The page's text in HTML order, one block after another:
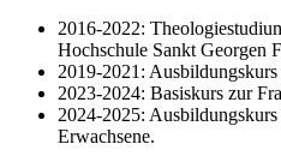
2016-2022:
Hochschule Sankt Georgen
2019-2021: Ausbildungskurs
2023-2024: Basiskurs zur
2024-2025:
Erwachsene.